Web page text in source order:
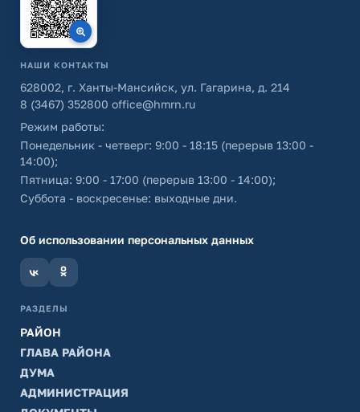
НАШИ КОНТАКТЫ
628002, г. Ханты-Мансийск, ул. Гагарина, д. 214
8 (3467) 352800 office@hmrn.ru
Режим работы:
Понедельник - четверг: 9:00 - 18:15 (перерыв 13:00 -
14:00);
Пятница: 9:00 - 17:00 (перерыв 13:00 - 14:00);
Суббота - воскресенье: выходные дни.
Об использовании персональных данных
РАЗДЕЛЫ
РАЙОН
ГЛАВА РАЙОНА
ДУМА
АДМИНИСТРАЦИЯ